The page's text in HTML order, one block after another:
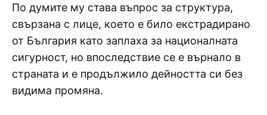
По думите му става въпрос за структура,
свързана с лице, което е било екстрадирано
от България като заплаха за националната
сигурност, но впоследствие се е върнало в
страната и е продължило дейността си без
видима промяна.